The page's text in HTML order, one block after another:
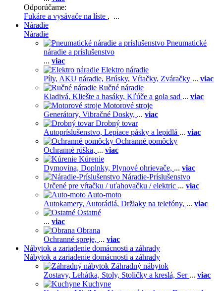
Odporúčame:
Fukáre a vysávače na líste , ...
Náradie
Náradie
Pneumatické
náradie a príslušenstvo
... viac
Elektro náradie
Píly, AKU náradie, Brúsky, Vŕtačky, Zváračky ... viac
Ručné náradie
Kladivá, Kliešte a hasáky, Kľúče a gola sad ... viac
Motorové stroje
Generátory, Vibračné Dosky, ... viac
Drobný tovar
Autopríslušenstvo, Lepiace pásky a lepidlá ... viac
Ochranné pomôcky
Ochranné rúška, ... viac
Kúrenie
Dymovina, Doplnky, Plynové ohrievače, ... viac
Náradie-Príslušenstvo
Určené pre vŕtačku / uťahovačku / elektric ... viac
Auto-moto
Autokamery, Autorádiá, Držiaky na telefóny, ... viac
Ostatné
... viac
Obrana
Ochranné spreje, ... viac
Nábytok a zariadenie domácnosti a záhrady
Nábytok a zariadenie domácnosti a záhrady
Záhradný nábytok
Zostavy, Lehátka, Stoly, Stoličky a kreslá, Ser ... viac
Kuchyne